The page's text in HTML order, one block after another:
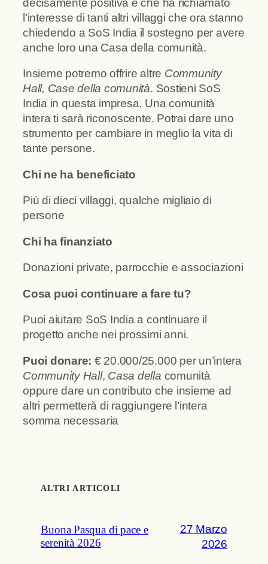
decisamente positiva e che ha richiamato
l’interesse di tanti altri villaggi che ora stanno
chiedendo a SoS India il sostegno per avere
anche loro una Casa della comunità.
Insieme potremo offrire altre Community
Hall, Case della comunità. Sostieni SoS
India in questa impresa. Una comunità
intera ti sarà riconoscente. Potrai dare uno
strumento per cambiare in meglio la vita di
tante persone.
Chi ne ha beneficiato
Più di dieci villaggi, qualche migliaio di
persone
Chi ha finanziato
Donazioni private, parrocchie e associazioni
Cosa puoi continuare a fare tu?
Puoi aiutare SoS India a continuare il
progetto anche nei prossimi anni.
Puoi donare: € 20.000/25.000 per un’intera
Community Hall, Casa della comunità
oppure dare un contributo che insieme ad
altri permetterà di raggiungere l’intera
somma necessaria
ALTRI ARTICOLI
Buona Pasqua di pace e
serenità 2026
27 Marzo
2026